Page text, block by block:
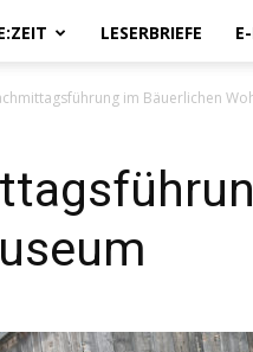
LESERBRIEFE
im Bäuerlichen